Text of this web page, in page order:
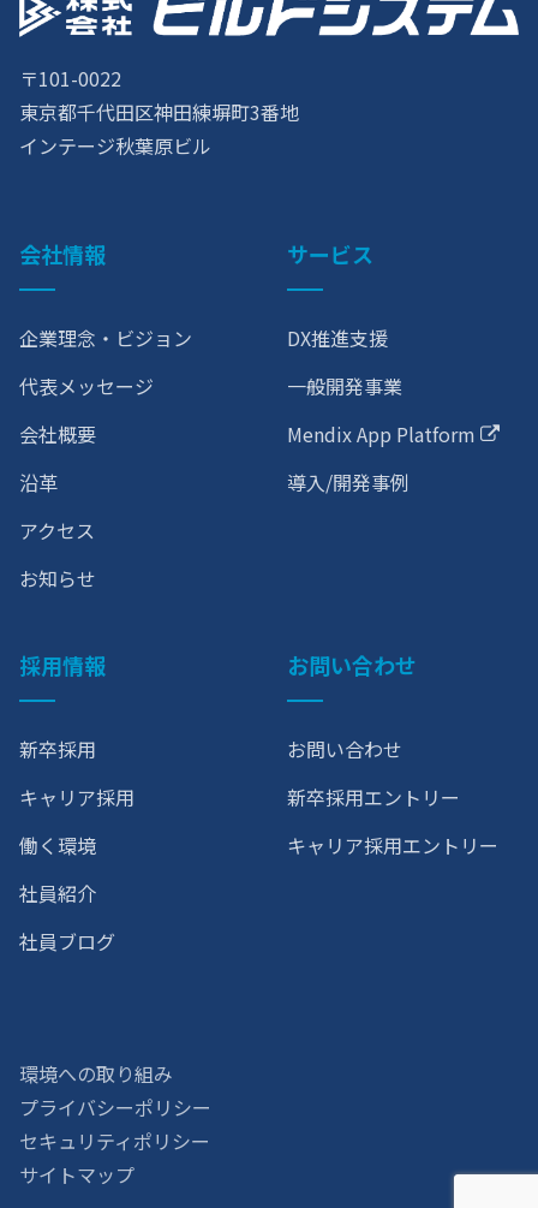
〒101-0022
東京都千代田区神田練塀町3番地
インテージ秋葉原ビル
会社情報
企業理念・ビジョン
代表メッセージ
会社概要
沿革
アクセス
お知らせ
サービス
DX推進支援
一般開発事業
Mendix App Platform
導入/開発事例
採用情報
新卒採用
キャリア採用
働く環境
社員紹介
社員ブログ
お問い合わせ
お問い合わせ
新卒採用エントリー
キャリア採用エントリー
環境への取り組み
プライバシーポリシー
セキュリティポリシー
サイトマップ